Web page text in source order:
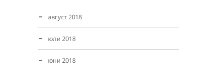
август 2018
юли 2018
юни 2018